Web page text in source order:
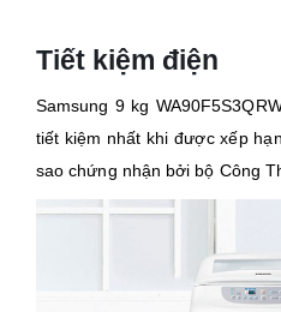
Tiết kiệm điện
Samsung 9 kg
tiết kiệm nhất khi được xếp
sao chứng nhận bởi bộ Công